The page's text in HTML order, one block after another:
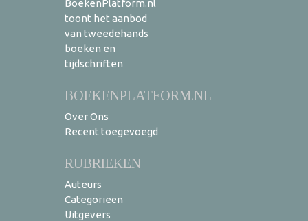
BoekenPlatform.nl
toont het aanbod
van tweedehands
boeken en
tijdschriften
BOEKENPLATFORM.NL
Over Ons
Recent toegevoegd
RUBRIEKEN
Auteurs
Categorieën
Uitgevers